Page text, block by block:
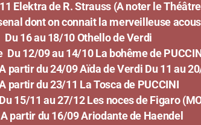
Elektra de R. Strauss (A noter le
dont on connait la merveilleuse
Du 16 au 18/10 Othello de Verdi
Du 12/09 au 14/10 La bohême de PUCCINI
09 Aïda de Verdi Du 11 au
11 La Tosca de PUCCINI
12 Les noces de Figaro
A partir du 16/09 Ariodante de Haendel